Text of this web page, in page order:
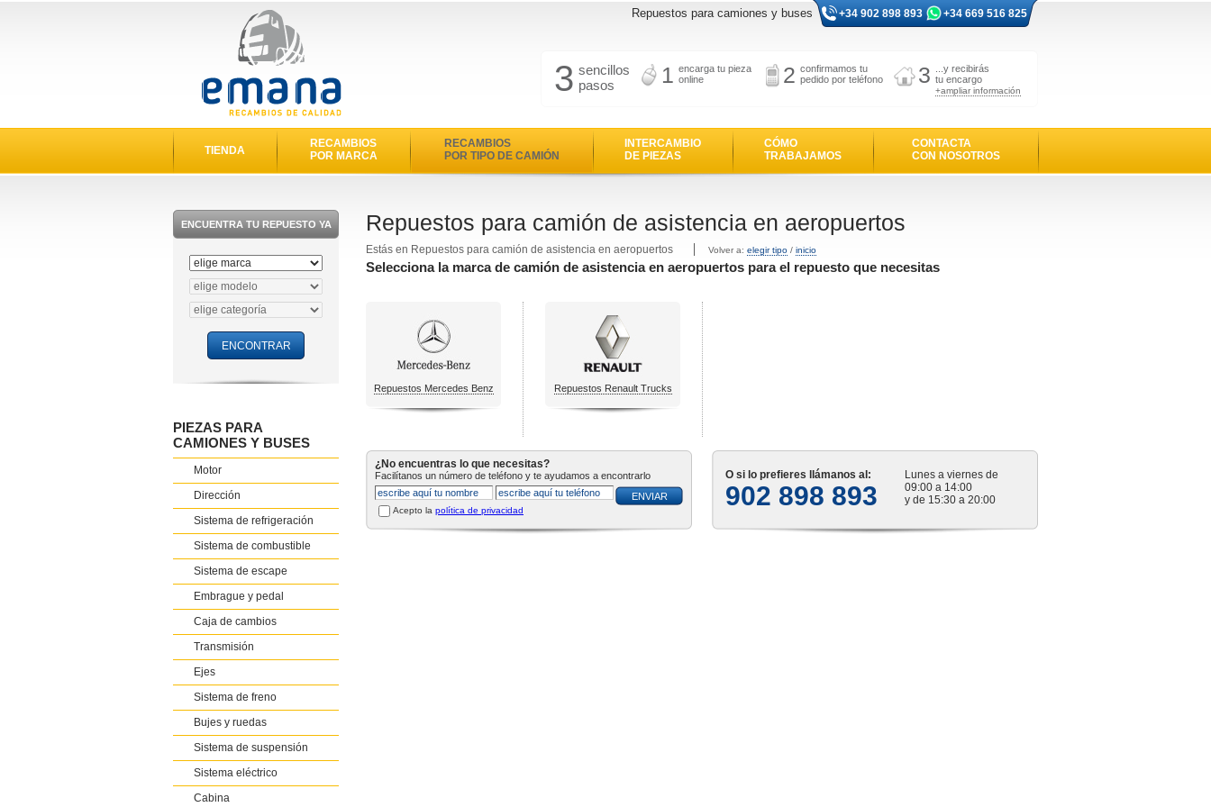
Repuestos para camiones y buses +34 902 898 893 +34 669 516 825
3 sencillos
pasos
1 encarga tu pieza
online
2 confirmamos tu
pedido por teléfono
3
...y recibirás
tu encargo
+ampliar información
TIENDA
RECAMBIOS
POR MARCA
RECAMBIOS
POR TIPO DE CAMIÓN
INTERCAMBIO
DE PIEZAS
CÓMO
TRABAJAMOS
CONTACTA
CON NOSOTROS
ENCUENTRA TU REPUESTO YA
PIEZAS PARA
CAMIONES Y BUSES
Motor
Dirección
Sistema de refrigeración
Sistema de combustible
Sistema de escape
Embrague y pedal
Caja de cambios
Transmisión
Ejes
Sistema de freno
Bujes y ruedas
Sistema de suspensión
Sistema eléctrico
Cabina
Repuestos para camión de asistencia en aeropuertos
Estás en Repuestos para camión de asistencia en aeropuertos Volver a: elegir tipo / inicio
Selecciona la marca de camión de asistencia en aeropuertos para el repuesto que necesitas
Repuestos Mercedes Benz Repuestos Renault Trucks
¿No encuentras lo que necesitas?
Facilítanos un número de teléfono y te ayudamos a encontrarlo
Acepto la política de privacidad
O si lo prefieres llámanos al:
902 898 893
Lunes a viernes de
09:00 a 14:00
y de 15:30 a 20:00